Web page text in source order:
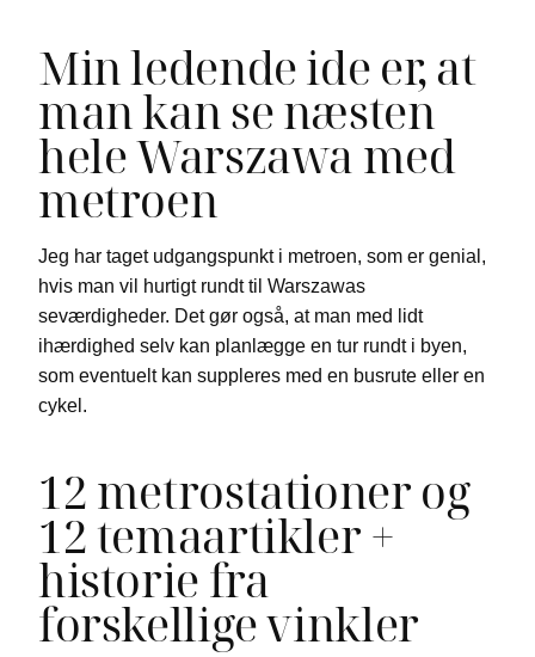
Min ledende ide er, at
man kan se næsten
hele Warszawa med
metroen
Jeg har taget udgangspunkt i metroen, som er genial,
hvis man vil hurtigt rundt til Warszawas
seværdigheder. Det gør også, at man med lidt
ihærdighed selv kan planlægge en tur rundt i byen,
som eventuelt kan suppleres med en busrute eller en
cykel.
12 metrostationer og
12 temaartikler +
historie fra
forskellige vinkler